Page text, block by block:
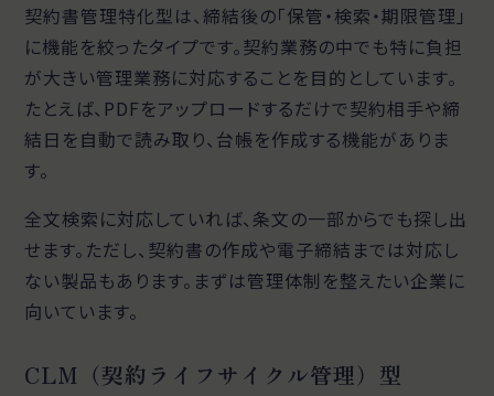
契約書管理特化型は、締結後の「保管・検索・期限管理」
に機能を絞ったタイプです。契約業務の中でも特に負担
が大きい管理業務に対応することを目的としています。
たとえば、PDFをアップロードするだけで契約相手や締
結日を自動で読み取り、台帳を作成する機能がありま
す。
全文検索に対応していれば、条文の一部からでも探し出
せます。ただし、契約書の作成や電子締結までは対応し
ない製品もあります。まずは管理体制を整えたい企業に
向いています。
CLM（契約ライフサイクル管理）型